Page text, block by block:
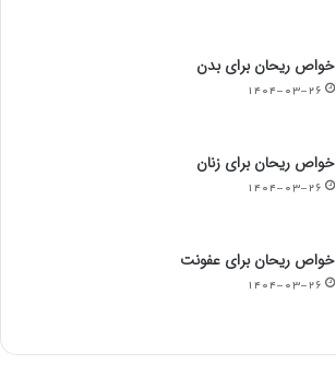
خواص ریحان برای بدن
۱۴۰۴-۰۳-۲۶
خواص ریحان برای زنان
۱۴۰۴-۰۳-۲۶
خواص ریحان برای عفونت
۱۴۰۴-۰۳-۲۶